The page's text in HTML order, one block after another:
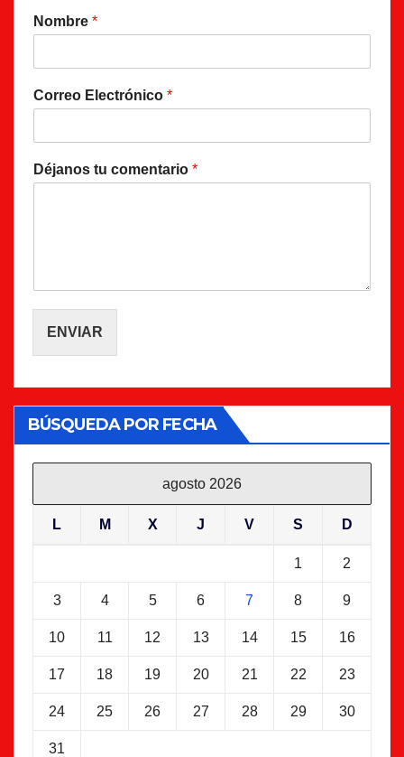
Nombre *
Correo Electrónico *
Déjanos tu comentario *
ENVIAR
BÚSQUEDA POR FECHA
agosto 2026
L M X J V S D
1 2
3 4 5 6 7 8 9
10 11 12 13 14 15 16
17 18 19 20 21 22 23
24 25 26 27 28 29 30
31